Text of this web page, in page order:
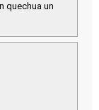
quechua un